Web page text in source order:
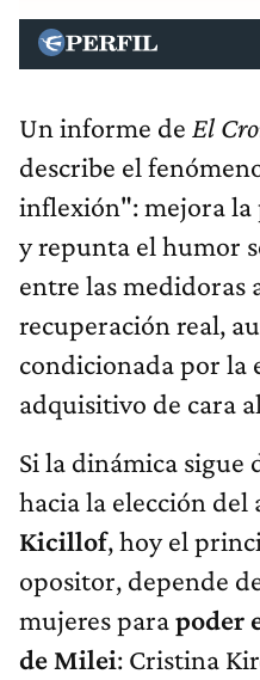
Un informe de El
describe el
inflexión": mejora la
y repunta el humor
entre las medidoras
recuperación real,
condicionada por la
adquisitivo de cara
Si la dinámica sigue
hacia la elección del
Kicillof, hoy el
opositor, depende
mujeres parapoder
de Milei: Cristina